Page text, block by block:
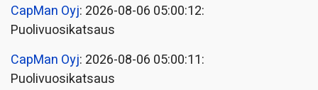
CapMan Oyj: 2026-08-06 05:00:12:
Puolivuosikatsaus
CapMan Oyj: 2026-08-06 05:00:11:
Puolivuosikatsaus